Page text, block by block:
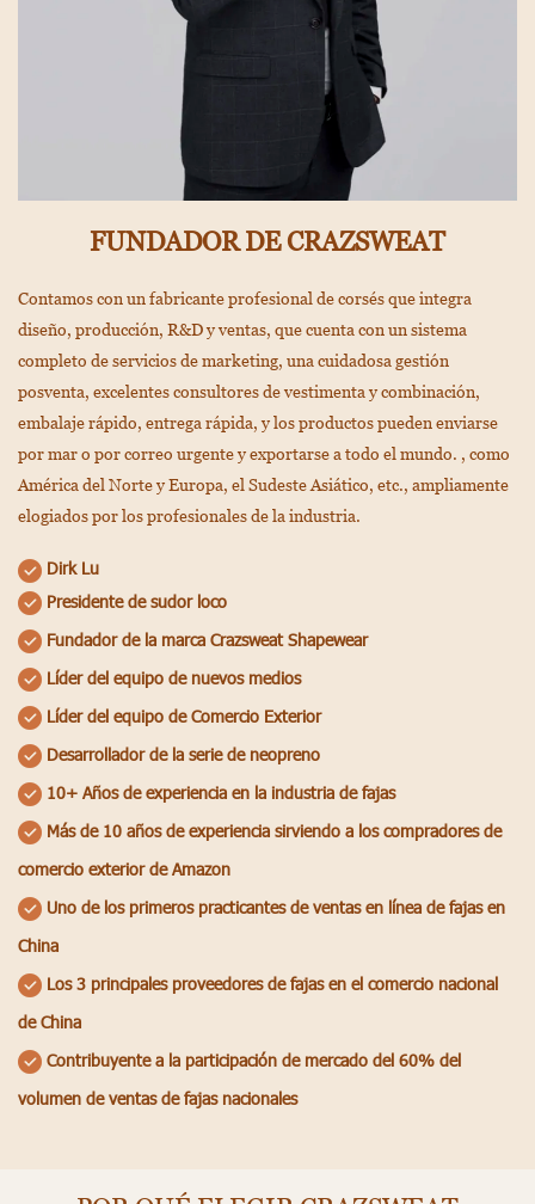
FUNDADOR DE CRAZSWEAT
Contamos con un fabricante profesional de corsés que integra
diseño, producción, R&D y ventas, que cuenta con un sistema
completo de servicios de marketing, una cuidadosa gestión
posventa, excelentes consultores de vestimenta y combinación,
embalaje rápido, entrega rápida, y los productos pueden enviarse
por mar o por correo urgente y exportarse a todo el mundo. , como
América del Norte y Europa, el Sudeste Asiático, etc., ampliamente
elogiados por los profesionales de la industria.
Dirk Lu
Presidente de sudor loco
Fundador de la marca Crazsweat Shapewear
Líder del equipo de nuevos medios
Líder del equipo de Comercio Exterior
Desarrollador de la serie de neopreno
10+ Años de experiencia en la industria de fajas
Más de 10 años de experiencia sirviendo a los compradores de
comercio exterior de Amazon
Uno de los primeros practicantes de ventas en línea de fajas en
China
Los 3 principales proveedores de fajas en el comercio nacional
de China
Contribuyente a la participación de mercado del 60% del
volumen de ventas de fajas nacionales